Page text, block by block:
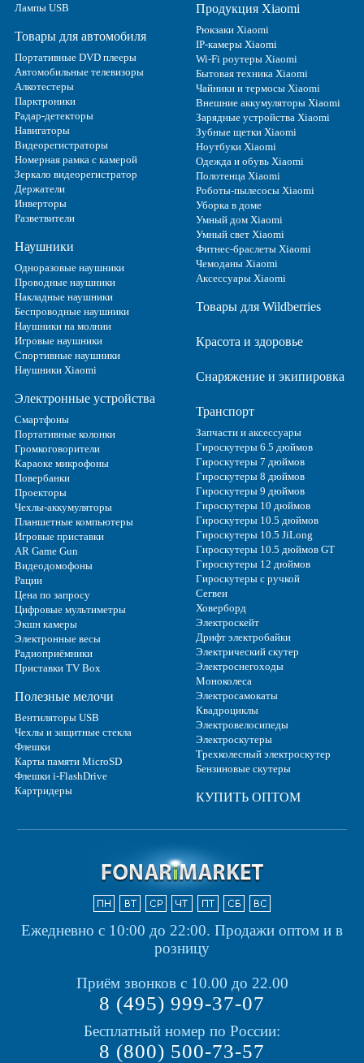
Лампы USB
Товары для автомобиля
Портативные DVD плееры
Автомобильные телевизоры
Алкотестеры
Парктроники
Радар-детекторы
Навигаторы
Видеорегистраторы
Номерная рамка с камерой
Зеркало видеорегистратор
Держатели
Инверторы
Разветвители
Наушники
Одноразовые наушники
Проводные наушники
Накладные наушники
Беспроводные наушники
Наушники на молнии
Игровые наушники
Спортивные наушники
Наушники Xiaomi
Электронные устройства
Смартфоны
Портативные колонки
Громкоговорители
Караоке микрофоны
Повербанки
Проекторы
Чехлы-аккумуляторы
Планшетные компьютеры
Игровые приставки
AR Game Gun
Видеодомофоны
Рации
Цена по запросу
Цифровые мультиметры
Экшн камеры
Электронные весы
Радиоприёмники
Приставки TV Box
Полезные мелочи
Вентиляторы USB
Чехлы и защитные стекла
Флешки
Карты памяти MicroSD
Флешки i-FlashDrive
Картридеры
Продукция Xiaomi
Рюкзаки Xiaomi
IP-камеры Xiaomi
Wi-Fi роутеры Xiaomi
Бытовая техника Xiaomi
Чайники и термосы Xiaomi
Внешние аккумуляторы Xiaomi
Зарядные устройства Xiaomi
Зубные щетки Xiaomi
Ноутбуки Xiaomi
Одежда и обувь Xiaomi
Полотенца Xiaomi
Роботы-пылесосы Xiaomi
Уборка в доме
Умный дом Xiaomi
Умный свет Xiaomi
Фитнес-браслеты Xiaomi
Чемоданы Xiaomi
Аксессуары Xiaomi
Товары для Wildberries
Красота и здоровье
Снаряжение и экипировка
Транспорт
Запчасти и аксессуары
Гироскутеры 6.5 дюймов
Гироскутеры 7 дюймов
Гироскутеры 8 дюймов
Гироскутеры 9 дюймов
Гироскутеры 10 дюймов
Гироскутеры 10.5 дюймов
Гироскутеры 10.5 JiLong
Гироскутеры 10.5 дюймов GT
Гироскутеры 12 дюймов
Гироскутеры с ручкой
Сегвеи
Ховерборд
Электроскейт
Дрифт электробайки
Электрический скутер
Электроснегоходы
Моноколеса
Электросамокаты
Квадроциклы
Электровелосипеды
Электроскутеры
Трехколесный электроскутер
Бензиновые скутеры
КУПИТЬ ОПТОМ
Ежедневно с 10:00 до 22:00. Продажи оптом и в
розницу
Приём звонков с 10.00 до 22.00
8 (495) 999-37-07
Бесплатный номер по России:
8 (800) 500-73-57